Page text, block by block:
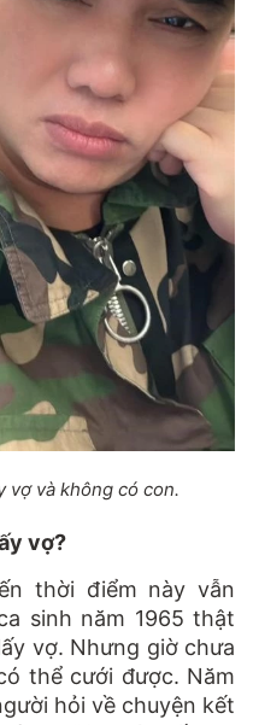
vợ và không có con.
vợ?
thời điểm này vẫn
sinh năm 1965 thật
vợ. Nhưng giờ chưa
thể cưới được. Năm
hỏi về chuyện kết